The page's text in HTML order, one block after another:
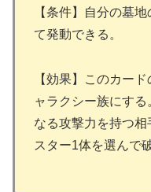
【条件】自分の墓
て発動できる。
【効果】このカー
ャラクシー族にす
なる攻撃力を持つ
スター1体を選んで